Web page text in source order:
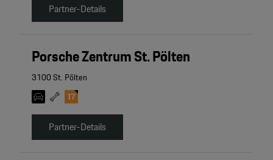
Partner-Details
Porsche Zentrum St. Pölten
3100 St. Pölten
Partner-Details